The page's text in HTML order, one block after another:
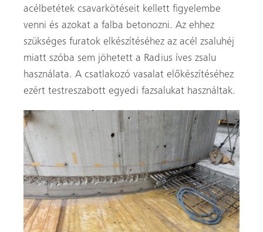
acélbetétek csavarkötéseit kellett figyelembe
venni és azokat a falba betonozni. Az ehhez
szükséges furatok elkészítéséhez az acél zsaluhéj
miatt szóba sem jöhetett a Radius íves zsalu
használata. A csatlakozó vasalat előkészítéséhez
ezért testreszabott egyedi fazsalukat használtak.